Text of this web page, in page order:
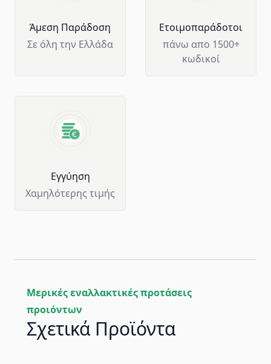
Άμεση Παράδοση
Σε όλη την Ελλάδα
Ετοιμοπαράδοτοι
πάνω απο 1500+
κωδικοί
Eγγύηση
Χαμηλότερης τιμής
Μερικές εναλλακτικές προτάσεις
προιόντων
Σχετικά Προϊόντα